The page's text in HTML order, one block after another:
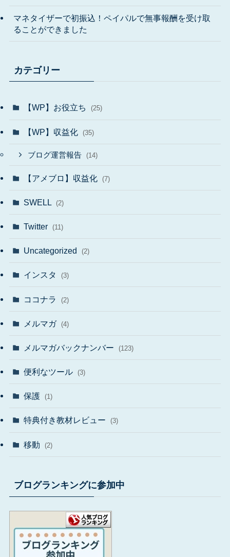
マネタイザーで初振込！ペイパルで無事報酬を受け取
ることができました
カテゴリー
【WP】お役立ち (25)
【WP】収益化 (35)
ブログ運営報告 (14)
【アメブロ】収益化 (7)
SWELL (2)
Twitter (11)
Uncategorized (2)
インスタ (3)
ココナラ (2)
メルマガ (4)
メルマガバックナンバー (123)
便利なツール (3)
保護 (1)
特典付き教材レビュー (3)
移動 (2)
ブログランキングに参加中